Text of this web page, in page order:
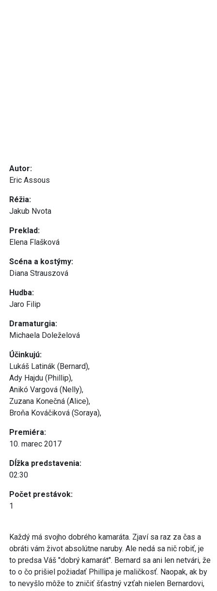
Autor:
Eric Assous
Réžia:
Jakub Nvota
Preklad:
Elena Flašková
Scéna a kostýmy:
Diana Strauszová
Hudba:
Jaro Filip
Dramaturgia:
Michaela Doleželová
Účinkujú:
Lukáš Latinák (Bernard),
Ady Hajdu (Phillip),
Anikó Vargová (Nelly),
Zuzana Konečná (Alice),
Broňa Kováčiková (Soraya),
Premiéra:
10. marec 2017
Dĺžka predstavenia:
02:30
Počet prestávok:
1
Každý má svojho dobrého kamaráta. Zjaví sa raz za čas a
obráti vám život absolútne naruby. Ale nedá sa nič robiť, je
to predsa Váš "dobrý kamarát". Bernard sa ani len netvári, že
to o čo prišiel požiadať Phillipa je maličkosť. Naopak, ak by
to nevyšlo môže to zničiť šťastný vzťah nielen Bernardovi,